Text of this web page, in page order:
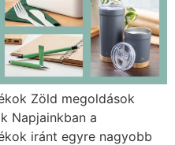
Zöld megoldások
Napjainkban a
iránt egyre nagyobb